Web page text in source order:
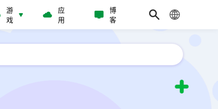
游
戏
应
用
博
客